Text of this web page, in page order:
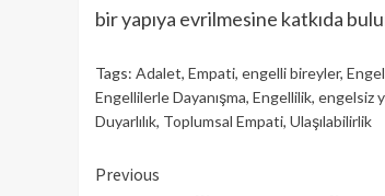
bir yapıya evrilmesine katkıda
Tags: Adalet, Empati, engelli bireyler,
Engellilerle Dayanışma, Engellilik, engelsiz
Duyarlılık, Toplumsal Empati, Ulaşılabilirlik
Continue
Previous